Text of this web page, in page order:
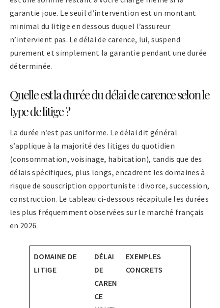
garantie joue. Le seuil d’intervention est un montant
minimal du litige en dessous duquel l’assureur
n’intervient pas. Le délai de carence, lui, suspend
purement et simplement la garantie pendant une durée
déterminée.
Quelle est la durée du délai de carence selon le
type de litige ?
La durée n’est pas uniforme. Le délai dit général
s’applique à la majorité des litiges du quotidien
(consommation, voisinage, habitation), tandis que des
délais spécifiques, plus longs, encadrent les domaines à
risque de souscription opportuniste : divorce, succession,
construction. Le tableau ci-dessous récapitule les durées
les plus fréquemment observées sur le marché français
en 2026.
DOMAINE DE
LITIGE
DÉLAI
DE
CAREN
CE
EXEMPLES
CONCRETS